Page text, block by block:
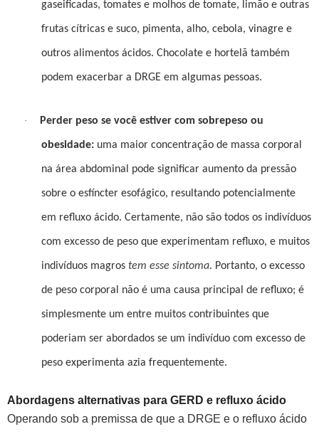
gaseificadas, tomates e molhos de tomate, limão e outras
frutas cítricas e suco, pimenta, alho, cebola, vinagre e
outros alimentos ácidos. Chocolate e hortelã também
podem exacerbar a DRGE em algumas pessoas.
· Perder peso se você estiver com sobrepeso ou
obesidade: uma maior concentração de massa corporal
na área abdominal pode significar aumento da pressão
sobre o esfíncter esofágico, resultando potencialmente
em refluxo ácido. Certamente, não são todos os indivíduos
com excesso de peso que experimentam refluxo, e muitos
indivíduos magros tem esse sintoma. Portanto, o excesso
de peso corporal não é uma causa principal de refluxo; é
simplesmente um entre muitos contribuintes que
poderiam ser abordados se um indivíduo com excesso de
peso experimenta azia frequentemente.
Abordagens alternativas para GERD e refluxo ácido
Operando sob a premissa de que a DRGE e o refluxo ácido